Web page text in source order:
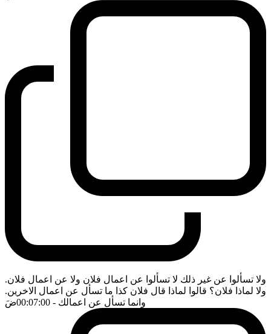
ولا تسألوا عن غير ذلك لا تسألوا عن اعمال فلان ولا عن اعمال فلان.
ولا لماذا فلان؟ قالوا لماذا قال فلان كذا ما تسأل عن اعمال الاخرين.
وانما تسأل عن اعمالك - 00:07:00 ضَ